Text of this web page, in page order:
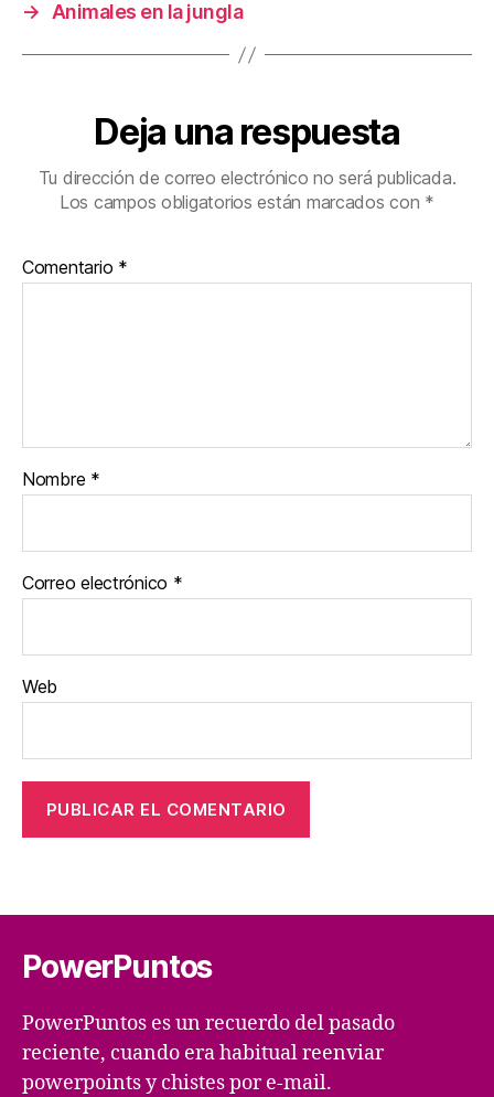
→ Animales en la jungla
Deja una respuesta
Tu dirección de correo electrónico no será publicada.
Los campos obligatorios están marcados con *
Comentario *
Nombre *
Correo electrónico *
Web
PowerPuntos
PowerPuntos es un recuerdo del pasado
reciente, cuando era habitual reenviar
powerpoints y chistes por e-mail.